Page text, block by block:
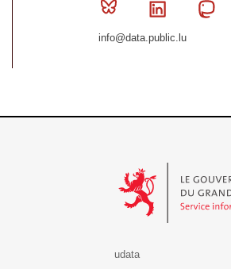
Bluesky Linkedin
info@data.public.lu
udata